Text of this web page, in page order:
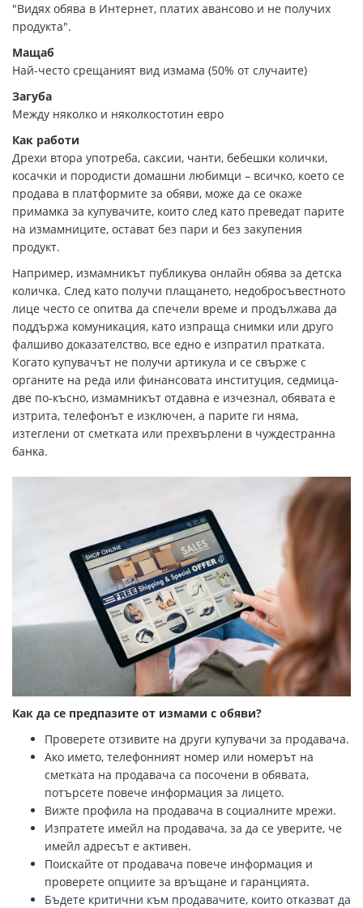
"Видях обява в Интернет, платих авансово и не получих
продукта".
Мащаб
Най-често срещаният вид измама (50% от случаите)
Загуба
Между няколко и няколкостотин евро
Как работи
Дрехи втора употреба, саксии, чанти, бебешки колички,
косачки и породисти домашни любимци – всичко, което се
продава в платформите за обяви, може да се окаже
примамка за купувачите, които след като преведат парите
на измамниците, остават без пари и без закупения
продукт.
Например, измамникът публикува онлайн обява за детска
количка. След като получи плащането, недобросъвестното
лице често се опитва да спечели време и продължава да
поддържа комуникация, като изпраща снимки или друго
фалшиво доказателство, все едно е изпратил пратката.
Когато купувачът не получи артикула и се свърже с
органите на реда или финансовата институция, седмица-
две по-късно, измамникът отдавна е изчезнал, обявата е
изтрита, телефонът е изключен, а парите ги няма,
изтеглени от сметката или прехвърлени в чуждестранна
банка.
Как да се предпазите от измами с обяви?
Проверете отзивите на други купувачи за продавача.
Ако името, телефонният номер или номерът на
сметката на продавача са посочени в обявата,
потърсете повече информация за лицето.
Вижте профила на продавача в социалните мрежи.
Изпратете имейл на продавача, за да се уверите, че
имейл адресът е активен.
Поискайте от продавача повече информация и
проверете опциите за връщане и гаранцията.
Бъдете критични към продавачите, които отказват да